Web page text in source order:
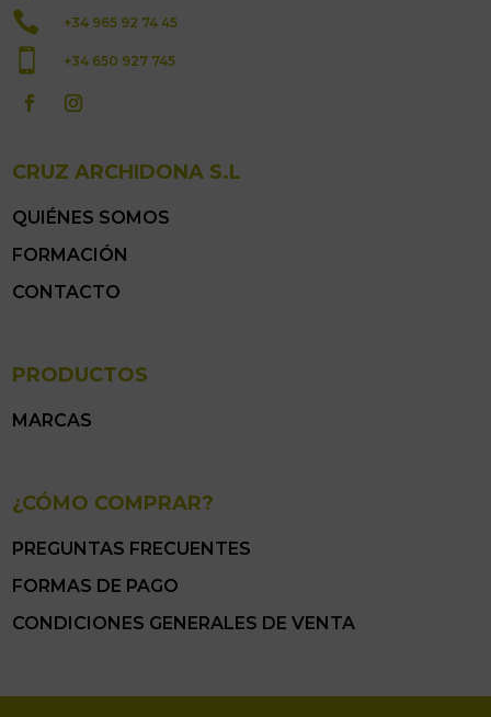
 +34 965 92 74 45
+34 650 927 745
CRUZ ARCHIDONA S.L
QUIÉNES SOMOS
FORMACIÓN
CONTACTO
PRODUCTOS
MARCAS
¿CÓMO COMPRAR?
PREGUNTAS FRECUENTES
FORMAS DE PAGO
CONDICIONES GENERALES DE VENTA